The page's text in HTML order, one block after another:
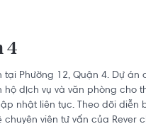
4
tại Phường 12, Quận 4. Dự
hộ dịch vụ và văn phòng cho
nhật liên tục. Theo dõi
chuyên viên tư vấn của